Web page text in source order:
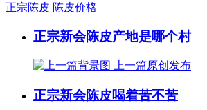
正宗陈皮 陈皮价格
正宗新会陈皮产地是哪个村
上一篇原创发布
正宗新会陈皮喝着苦不苦